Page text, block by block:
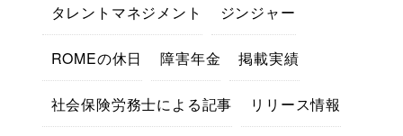
タレントマネジメント ジンジャー
ROMEの休日 障害年金 掲載実績
社会保険労務士による記事 リリース情報